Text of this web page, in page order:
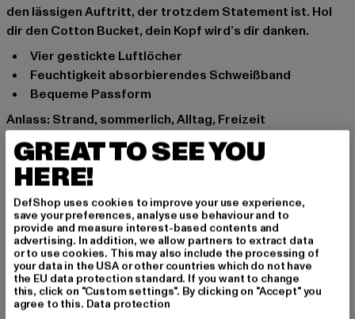
den lässigen Auftritt, der trotzdem Statement ist. Hol
dir den Cotton Bucket, dein Kopf wird’s dir danken.
vier gestickte Luftlöcher
Feuchtigkeit absorbierendes Schweißband
bequeme Passform
Anlass: Strand, sommerlich, Alltag, Freizeit
Marke: Flexfit
Kat.: Bucket Hats
Farbe: blau
Hersteller Farbe: navy
Materialzusammensetzung: 98% Baumwolle, 2%
Elasthan
Art.Nr: 5003-00155
Hersteller: TB International GmbH |info@tbint.de
Dr.-Robert-Murjahn-Straße 7 | 64372 Ober-Ramstadt |
GREAT TO SEE YOU
HERE!
DefShop uses cookies to improve your use experience,
save your preferences, analyse use behaviour and to
provide and measure interest-based contents and
advertising. In addition, we allow partners to extract data
or to use cookies. This may also include the processing of
your data in the USA or other countries which do not have
the EU data protection standard. If you want to change
this, click on "Custom settings". By clicking on "Accept" you
agree to this. Data protection